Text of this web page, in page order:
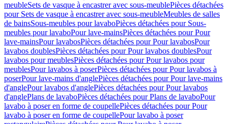
meubleSets de vasque à encastrer avec sous-meublePièces détachées
pour Sets de vasque à encastrer avec sous-meubleMeubles de salles
de bainsSous-meubles pour lavaboPièces détachées pour Sous-
meubles pour lavaboPour lave-mainsPièces détachées pour Pour
lave-mainsPour lavabosPièces détachées pour Pour lavabosPour
lavabos doublesPièces détachées pour Pour lavabos doublesPour
lavabos pour meublesPièces détachées pour Pour lavabos pour
meublesPour lavabos à poserPièces détachées pour Pour lavabos à
poserPour lave-mains d'anglePièces détachées pour Pour lave-mains
d'anglePour lavabos d'anglePièces détachées pour Pour lavabos
d'anglePlans de lavaboPièces détachées pour Plans de lavaboPour
lavabo à poser en forme de coupellePièces détachées pour Pour
lavabo à poser en forme de coupellePour lavabo à poser